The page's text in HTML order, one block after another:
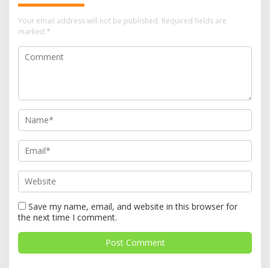
Your email address will not be published. Required fields are
marked *
Save my name, email, and website in this browser for
the next time I comment.